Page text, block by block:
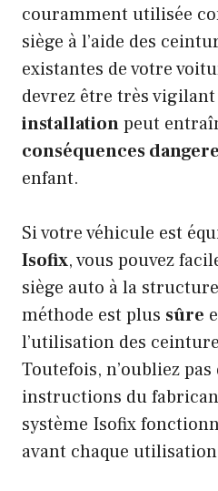
couramment utilisée
siège à l’aide des
existantes de votre
devrez être très
installationpeut
conséquences
enfant.
Si votre véhicule est
Isofix, vous pouvez
siège auto à la
méthode est plus sûre
l’utilisation des
Toutefois, n’oubliez
instructions du
système Isofix
avant chaque